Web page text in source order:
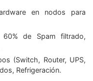
en nodos para
de Spam filtrado,
(Switch, Router, UPS,
Refrigeración.